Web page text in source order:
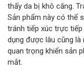
thấy da bị khô căng.
Sản phẩm này có thể
tránh tiếp xúc trực
dụng được lâu cũng
quan trọng khiến sản
mắt.